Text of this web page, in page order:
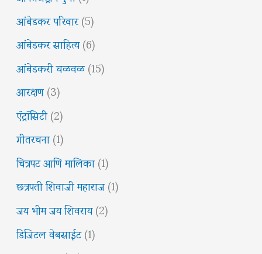
आंबेडकर परिवार(5)
आंबेडकर साहित्य(6)
आंबेडकरी चळवळ(15)
आरक्षण(3)
ऍट्रॉसिटी(2)
गीतरचना(1)
चित्रपट आणि मालिका(1)
छत्रपती शिवाजी महाराज(1)
जय भीम जय शिवराय(2)
डिजिटल वेबसाईट(1)